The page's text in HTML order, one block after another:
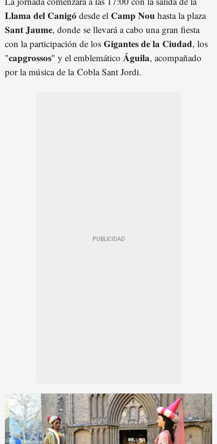
Llama del Canigó desde el Camp Nou hasta la plaza
Sant Jaume, donde se llevará a cabo una gran fiesta
con la participación de los Gigantes de la Ciudad, los
"capgrossos" y el emblemático Águila, acompañado
por la música de la Cobla Sant Jordi.